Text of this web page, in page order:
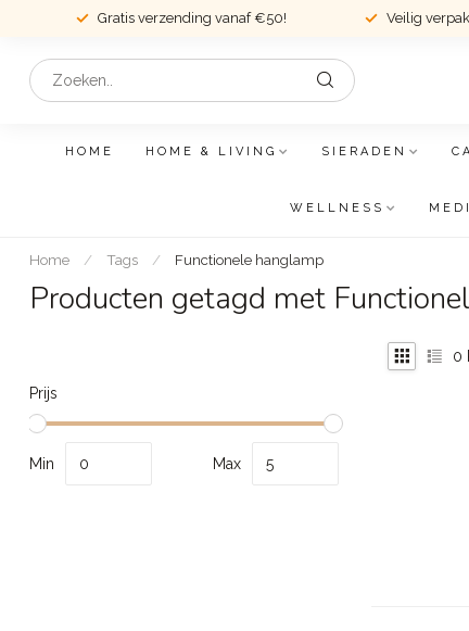
Gratis verzending vanaf €50! Veilig
HOME HOME & LIVING SIERADEN
WELLNESS
Home / Tags / Functionele hanglamp
Producten getagd met
Prijs
Min Max
0